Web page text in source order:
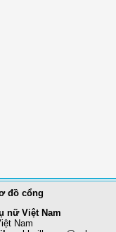
đồ cổng
nữ Việt Nam
Nam